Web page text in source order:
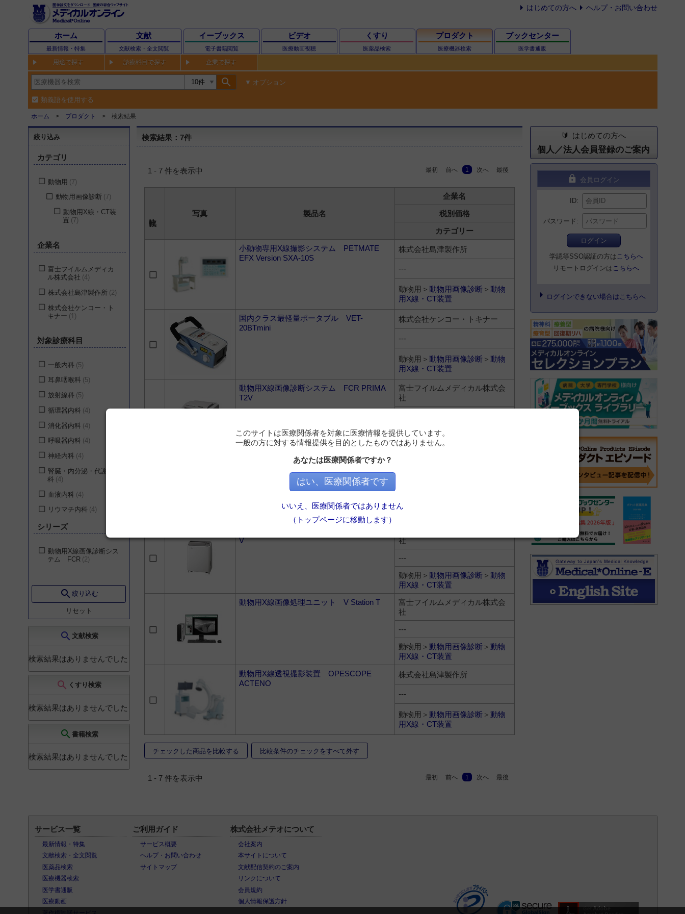
はじめての方へ ヘルプ・お問い合わせ
ホーム
最新情報・特集
文献
文献検索・全文閲覧
イーブックス
電子書籍閲覧
ビデオ
医療動画視聴
くすり
医薬品検索
プロダクト
医療機器検索
ブックセンター
医学書通販
用途で探す 診療科目で探す 企業で探す
search オプション
類義語を使用する
ホーム プロダクト 検索結果
絞り込み
カテゴリ
動物用 7
動物用画像診断 7
動物用X線・CT装
置 7
企業名
富士フイルムメディカ
ル株式会社 4
株式会社島津製作所 2
株式会社ケンコー・ト
キナー
1
対象診療科目
一般内科 5
耳鼻咽喉科 5
放射線科 5
循環器内科 4
消化器内科 4
呼吸器内科 4
神経内科 4
腎臓・内分泌・代謝内
科 4
血液内科 4
リウマチ内科 4
老年内科
一般外科 4
心臓血管外科 4
小児外科
4
乳腺・内分泌外科
形成外科 4
小児科 4
産科 4
婦人科
脳神経外科 4
整形外科 4
気管食道科 4
眼科 4
皮膚科 4
歯科・口腔外科
救急医学科
美容外科 4
スポーツ医学
その他（教育・介護・
獣医関係）
シリーズ
動物用X線画像診断シス
テム FCR 2
search 絞り込む
リセット
search 文献検索
検索結果はありませんでした
search くすり検索
検索結果はありませんでした
search 書籍検索
検索結果はありませんでした
検索結果：7件
1 - 7 件を表示中 最初 前へ 1 次へ 最後
写真 製品名
企業名
税別価格
カテゴリー
小動物専用X線撮影システム PETMATE
EFX Version SXA-10S
株式会社島津製作所
---
動物用＞ 動物用画像診断 ＞ 動物
用X線・CT装置
国内クラス最軽量ポータブル VET-
20BTmini
株式会社ケンコー・トキナー
---
動物用＞ 動物用画像診断 ＞ 動物
用X線・CT装置
動物用X線画像診断システム FCR PRIMA
T2V
富士フイルムメディカル株式会
社
動物用＞動物用画像診断
用X線・CT装置
動物用X線画像診断システム FUJIFILM DR
動物用＞
V
社
---
動物用＞ 動物用画像診断 ＞ 動物
用X線・CT装置
動物用X線画像処理ユニット V Station T
富士フイルムメディカル株式会
社
---
動物用＞ 動物用画像診断 ＞ 動物
用X線・CT装置
動物用X線透視撮影装置 OPESCOPE
ACTENO
株式会社島津製作所
---
動物用＞ 動物用画像診断 ＞ 動物
用X線・CT装置
チェックした商品を比較する 比較条件のチェックをすべて外す
1 - 7 件を表示中 最初 前へ 1 次へ 最後
はじめての方へ
個人／法人会員登録のご案内
lock 会員ログイン
ID
パスワード
ログイン
学認等SSO認証の方は こちらへ
リモートログインは こちらへ
ログインできない場合はこちらへ
サービス一覧
最新情報・特集
文献検索・全文閲覧
医薬品検索
医療機器検索
医学書通販
医療動画
ご利用ガイド
サービス概要
ヘルプ・お問い合わせ
サイトマップ
株式会社メテオについて
会社案内
本サイトについて
文献配信契約のご案内
リンクについて
会員規約
個人情報保護方針
このサイトは医療関係者を対象に医療情報を提供しています。
一般の方に対する情報提供を目的としたものではありません。
あなたは医療関係者ですか？
はい、医療関係者です
いいえ、医療関係者ではありません
（トップページに移動します）